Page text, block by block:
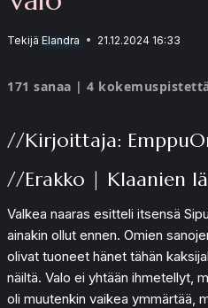
Tekijä Elandra 21.12.2024 16:33
171 sanaa | 4
//Kirjoittaja:
//Erakko | Klaanien
Valkea naaras esitteli itsensä
ainakin ollut ennen. Omien
olivat tuoneet hänet tähän
näiltä. Valo ei yhtään ihmetellyt,
oli muutenkin vaikea ymmärtää,